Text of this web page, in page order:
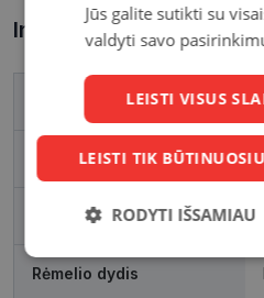
Informacija apie prekę
Prekės ženklas
Išleidimo metai
Rėmelio matmenys, mm
Rėmelio dydis
Jūs galite sutikti su
valdyti savo
LEISTI VISUS
LEISTI TIK
RODYTI IŠSAMIAU
Būtinieji
slapukai